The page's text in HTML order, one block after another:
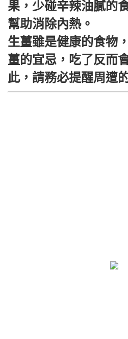
果，少碰辛辣油膩的
幫助消除內熱。
生薑雖是健康的食物
薑的宜忌，吃了反而
此，請務必提醒周遭